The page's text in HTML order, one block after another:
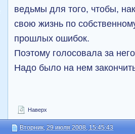
ведьмы для того, чтобы,
свою жизнь по
прошлых ошибок.
Поэтому голосовала за
Надо было на нем
Наверх
Вторник, 29 июля 2008, 15:45:43